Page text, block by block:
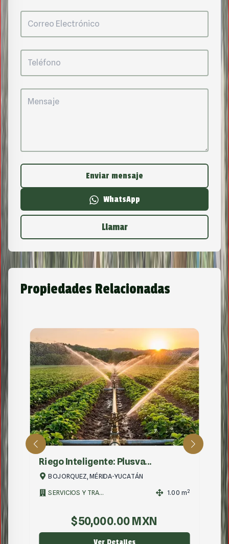
Enviar mensaje
WhatsApp
Llamar
Propiedades Relacionadas
Riego Inteligente: Plusva...
BOJORQUEZ, MÉRIDA-YUCATÁN
SERVICIOS Y TRA... 1.00 m2
$50,000.00MXN